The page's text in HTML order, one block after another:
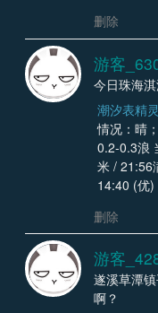
删除
游客
今日珠海
潮汐表精
情况：晴
0.2-0.3浪
米 / 21:56
14:40 (优)
删除
游客
遂溪草潭
啊？